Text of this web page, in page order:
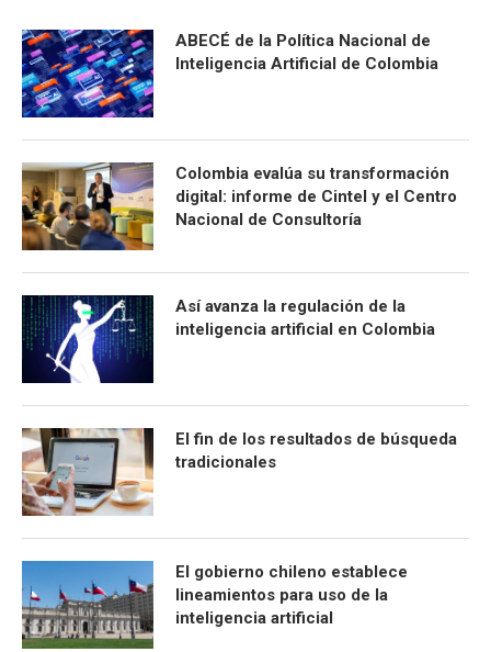
ABECÉ de la Política Nacional de
Inteligencia Artificial de Colombia
Colombia evalúa su transformación
digital: informe de Cintel y el Centro
Nacional de Consultoría
Así avanza la regulación de la
inteligencia artificial en Colombia
El fin de los resultados de búsqueda
tradicionales
El gobierno chileno establece
lineamientos para uso de la
inteligencia artificial